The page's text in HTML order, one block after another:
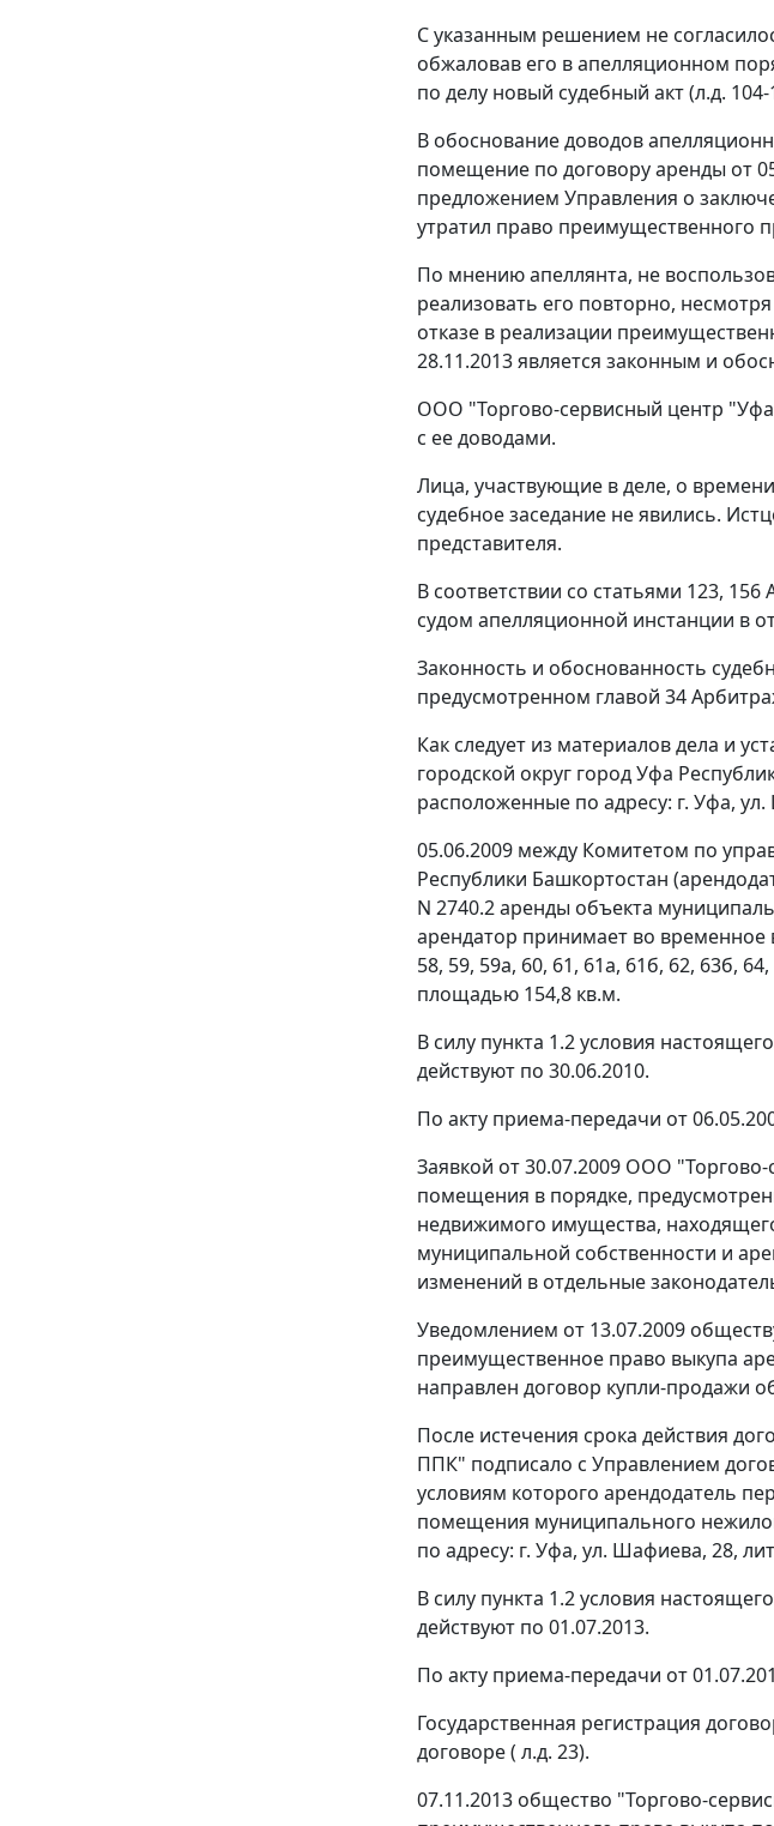
С указанным решением не
обжаловав его в апелляционном
по делу новый судебный акт (л.д. 104-
В обоснование доводов
помещение по договору аренды от
предложением Управления о
утратил право преимущественного
По мнению апеллянта, не
реализовать его повторно,
отказе в реализации
28.11.2013 является законным и
ООО "Торгово-сервисный центр
с ее доводами.
Лица, участвующие в деле, о
судебное заседание не явились.
представителя.
В соответствии со статьями 123, 156
судом апелляционной инстанции в
Законность и обоснованность
предусмотренном главой 34
Как следует из материалов дела и
городской округ город Уфа
расположенные по адресу: г. Уфа,
05.06.2009 между Комитетом по
Республики Башкортостан
N 2740.2 аренды объекта
арендатор принимает во
58, 59, 59а, 60, 61, 61а, 61б, 62, 63б,
площадью 154,8 кв.м.
В силу пункта 1.2 условия
действуют по 30.06.2010.
По акту приема-передачи от
Заявкой от 30.07.2009 ООО
помещения в порядке,
недвижимого имущества,
муниципальной собственности и
изменений в отдельные
Уведомлением от 13.07.2009
преимущественное право выкупа
направлен договор купли-продажи
После истечения срока действия
ППК" подписало с Управлением
условиям которого арендодатель
помещения муниципального
по адресу: г. Уфа, ул. Шафиева, 28,
В силу пункта 1.2 условия
действуют по 01.07.2013.
По акту приема-передачи от
Государственная регистрация
договоре ( л.д. 23).
07.11.2013 общество "Торгово-